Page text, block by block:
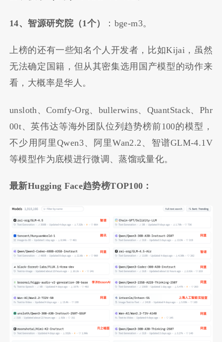
14、智源研究院（1个） ：bge-m3。
上榜的还有一些知名个人开发者，比如Kijai，虽然
无法确定国籍，但从其密集选用国产模型的动作来
看，大概率是华人。
unsloth、Comfy-Org、bullerwins、QuantStack、Phr
00t、英伟达等海外团队位列趋势榜前100的模型，
不少用阿里Qwen3、阿里Wan2.2、智谱GLM-4.1V
等模型作为底模进行微调、蒸馏或量化。
最新Hugging Face趋势榜TOP100：